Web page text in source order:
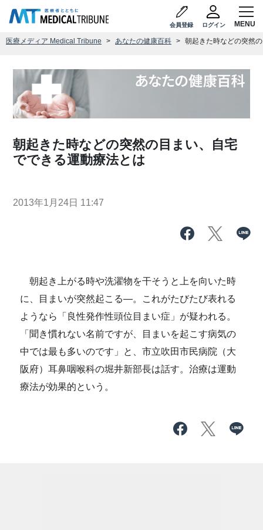
会員登録 ログイン
医療メディア Medical Tribune あなたの健康百科 朝起きた時などの突然
朝起きた時などの突然の目まい、自宅
でできる運動療法とは
2013年1月24日 11:47
朝起き上がる時や洗濯物を干そうと上を向いた時
に、目まいが突然起こる―。これがたびたび表れる
ようなら「良性発作性頭位目まい症」が疑われる。
「聞き慣れない名前ですが、目まいを起こす病気の
中では最も多いのです」と、市立吹田市民病院（大
阪府）耳鼻咽喉科の堀井新部長は話す。治療は運動
療法が効果的という。